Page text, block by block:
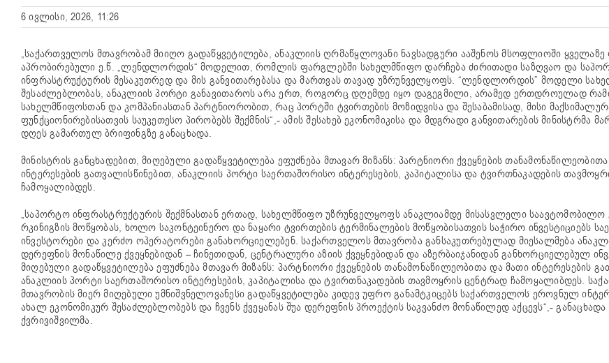
6 ივლისი, 2026, 11:26
„საქართველოს მთავრობამ მიიღო გადაწყვეტილება, ანაკლიის ღრმაწყლოვანი ნავსადგური ააშენოს მსოფლიოში
აპრობირებული ე.წ. „ლენდლორდის“ მოდელით, რომლის ფარგლებში სახელმწიფო დარჩება ძირითადი საზღვაო და
ინფრასტრუქტურის მესაკუთრედ და მის განვითარებასა და მართვას თავად უზრუნველყოფს. “ლენდლორდის” მოდელი
შესაძლებლობას, ანაკლიის პორტი განავითაროს არა ერთ, როგორც დღემდე იყო დაგეგმილი, არამედ ერთდროულად
სახელმწიფოსთან და კომპანიასთან პარტნიორობით, რაც პორტში ტვირთების მოზიდვისა და შესაბამისად, მისი
ფუნქციონირებისათვის საუკეთესო პირობებს შექმნის“,- ამის შესახებ ეკონომიკისა და მდგრადი განვითარების მინისტრმა
დღეს გამართულ ბრიფინგზე განაცხადა.
მინისტრის განცხადებით, მიღებული გადაწყვეტილება ეფუძნება მთავარ მიზანს: პარტნიორი ქვეყნების
ინტერესების გათვალისწინებით, ანაკლიის პორტი საერთაშორისო ინტერესების, კაპიტალისა და ტვირთნაკადების
ჩამოყალიბდეს.
„საპორტო ინფრასტრუქტურის შექმნასთან ერთად, სახელმწიფო უზრუნველყოფს ანაკლიამდე მისასვლელი საავტომობილო
რკინიგზის მოწყობას, ხოლო საკონტეინერო და ნაყარი ტვირთების ტერმინალების მოწყობისათვის საჭირო ინვესტიციებს
ინვესტორები და კერძო ოპერატორები განახორციელებენ. საქართველოს მთავრობა განსაკუთრებულად მიესალმება
დერეფნის მონაწილე ქვეყნებიდან – ჩინეთიდან, ცენტრალური აზიის ქვეყნებიდან და აზერბაიჯანიდან განხორციელებულ
მიღებული გადაწყვეტილება ეფუძნება მთავარ მიზანს: პარტნიორი ქვეყნების თანამონაწილეობითა და მათი ინტერესების
ანაკლიის პორტი საერთაშორისო ინტერესების, კაპიტალისა და ტვირთნაკადების თავმოყრის ცენტრად ჩამოყალიბდეს.
მთავრობის მიერ მიღებული უმნიშვნელოვანესი გადაწყვეტილება კიდევ უფრო განამტკიცებს საქართველოს ეროვნულ
ახალ ეკონომიკურ შესაძლებლობებს და ჩვენს ქვეყანას შუა დერეფნის პროექტის საკვანძო მონაწილედ აქცევს“,- განაცხადა
ქვრივიშვილმა.